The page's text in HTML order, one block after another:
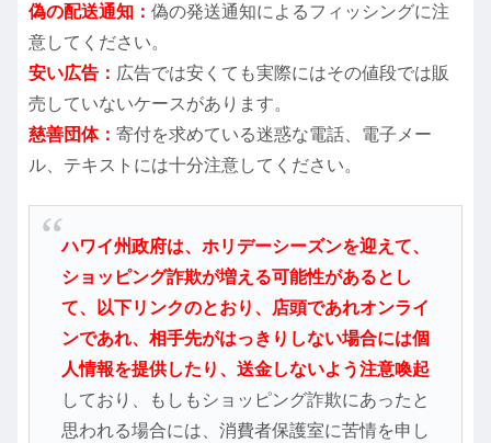
偽の配送通知： 偽の発送通知によるフィッシングに注
意してください。
安い広告： 広告では安くても実際にはその値段では販
売していないケースがあります。
慈善団体： 寄付を求めている迷惑な電話、電子メー
ル、テキストには十分注意してください。
ハワイ州政府は、ホリデーシーズンを迎えて、
ショッピング詐欺が増える可能性があるとし
て、以下リンクのとおり、
店頭であれオンライ
ンであれ、相手先がはっきりしない場合には個
人情報を提供したり、送金しないよう注意喚起
しており、もしもシ ョッピング詐欺にあったと
思われる場合には、消費者保護室に苦情を申し